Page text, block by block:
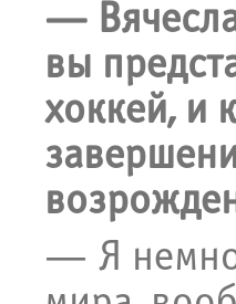
—
вы
хоккей, и
— Я